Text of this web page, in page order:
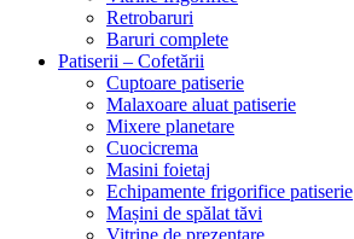
Retrobaruri
Baruri complete
Patiserii – Cofetării
Cuptoare patiserie
Malaxoare aluat patiserie
Mixere planetare
Cuocicrema
Masini foietaj
Echipamente frigorifice patiserie
Mașini de spălat tăvi
Vitrine de prezentare